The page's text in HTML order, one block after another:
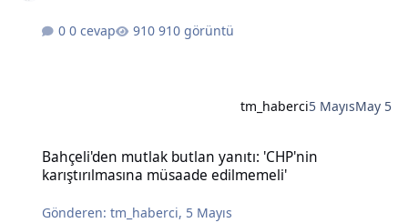
0 cevap 910 görüntü
tm_haberci5 MayısMay 5
Bahçeli'den mutlak butlan yanıtı: 'CHP'nin
karıştırılmasına müsaade edilmemeli'
Gönderen:tm_haberci, 5 Mayıs